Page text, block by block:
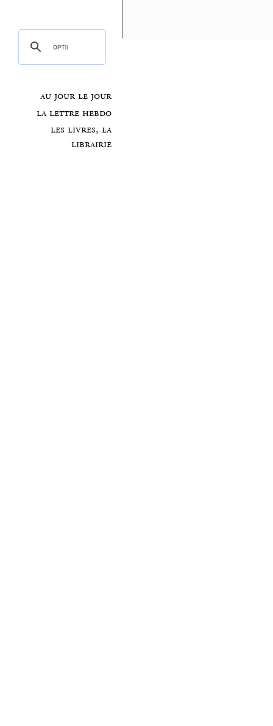
au jour le jour
la lettre hebdo
les livres, la
librairie